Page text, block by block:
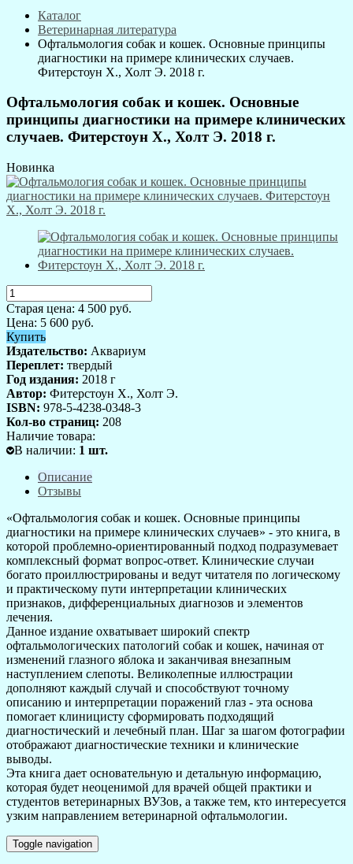
Каталог
Ветеринарная литература
Офтальмология собак и кошек. Основные принципы
диагностики на примере клинических случаев.
Фитерстоун Х., Холт Э. 2018 г.
Офтальмология собак и кошек. Основные
принципы диагностики на примере клинических
случаев. Фитерстоун Х., Холт Э. 2018 г.
Новинка
Старая цена: 4 500 руб.
Цена: 5 600 руб.
Купить
Издательство: Аквариум
Переплет: твердый
Год издания: 2018 г
Автор: Фитерстоун Х., Холт Э.
ISBN: 978-5-4238-0348-3
Кол-во страниц: 208
Наличие товара:
В наличии: 1 шт.
Описание
Отзывы
«Офтальмология собак и кошек. Основные принципы
диагностики на примере клинических случаев» - это книга, в
которой проблемно-ориентированный подход подразумевает
комплексный формат вопрос-ответ. Клинические случаи
богато проиллюстрированы и ведут читателя по логическому
и практическому пути интерпретации клинических
признаков, дифференциальных диагнозов и элементов
лечения.
Данное издание охватывает широкий спектр
офтальмологических патологий собак и кошек, начиная от
изменений глазного яблока и заканчивая внезапным
наступлением слепоты. Великолепные иллюстрации
дополняют каждый случай и способствуют точному
описанию и интерпретации поражений глаз - эта основа
помогает клиницисту сформировать подходящий
диагностический и лечебный план. Шаг за шагом фотографии
отображают диагностические техники и клинические
выводы.
Эта книга дает основательную и детальную информацию,
которая будет неоценимой для врачей общей практики и
студентов ветеринарных ВУЗов, а также тем, кто интересуется
узким направлением ветеринарной офтальмологии.
Toggle navigation